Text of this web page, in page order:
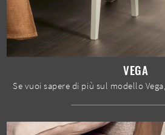
VEGA